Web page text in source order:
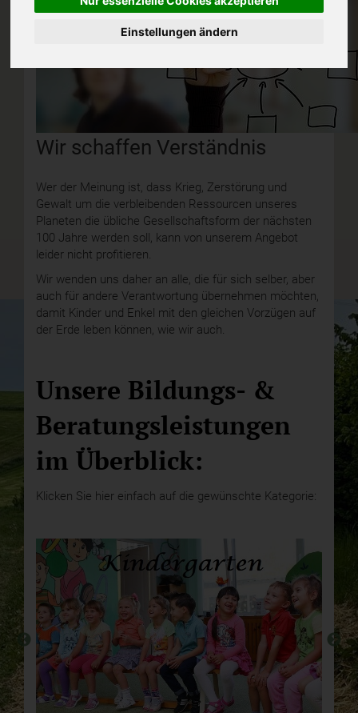
Einstellungen ändern
Wir schaffen Verständnis
Wer der Meinung ist, dass Krieg, Zerstörung und
Gewalt um die verbleibenden Ressourcen unseres
Planeten die übliche Gesellschaftsform der nächsten
100 Jahre werden soll, kann von unserem Angebot
leider nicht profitieren.
Wir wenden uns daher an alle, die für sich selber, aber
auch für andere Verantwortung übernehmen möchten,
damit Kinder und Enkel mit den gleichen Vorzügen auf
der Erde leben können, wie wir auch.
Unsere Bildungs- &
Beratungsleistungen
im Überblick:
Klicken Sie hier einfach auf die gewünschte Kategorie: